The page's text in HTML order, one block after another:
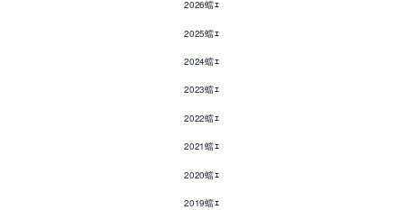
2026蟷ｴ
2025蟷ｴ
2024蟷ｴ
2023蟷ｴ
2022蟷ｴ
2021蟷ｴ
2020蟷ｴ
2019蟷ｴ